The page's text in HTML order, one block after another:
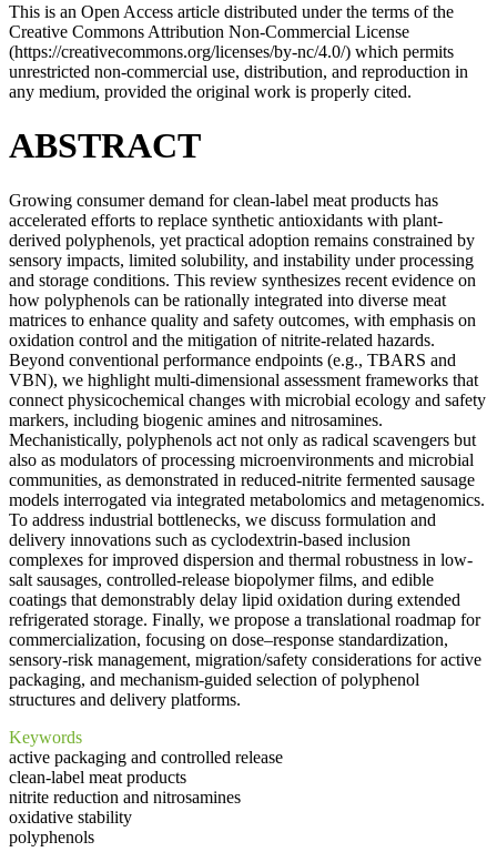
This is an Open Access article distributed under the terms of the
Creative Commons Attribution Non-Commercial License
(https://creativecommons.org/licenses/by-nc/4.0/) which permits
unrestricted non-commercial use, distribution, and reproduction in
any medium, provided the original work is properly cited.
ABSTRACT
Growing consumer demand for clean-label meat products has
accelerated efforts to replace synthetic antioxidants with plant-
derived polyphenols, yet practical adoption remains constrained by
sensory impacts, limited solubility, and instability under processing
and storage conditions. This review synthesizes recent evidence on
how polyphenols can be rationally integrated into diverse meat
matrices to enhance quality and safety outcomes, with emphasis on
oxidation control and the mitigation of nitrite-related hazards.
Beyond conventional performance endpoints (e.g., TBARS and
VBN), we highlight multi-dimensional assessment frameworks that
connect physicochemical changes with microbial ecology and safety
markers, including biogenic amines and nitrosamines.
Mechanistically, polyphenols act not only as radical scavengers but
also as modulators of processing microenvironments and microbial
communities, as demonstrated in reduced-nitrite fermented sausage
models interrogated via integrated metabolomics and metagenomics.
To address industrial bottlenecks, we discuss formulation and
delivery innovations such as cyclodextrin-based inclusion
complexes for improved dispersion and thermal robustness in low-
salt sausages, controlled-release biopolymer films, and edible
coatings that demonstrably delay lipid oxidation during extended
refrigerated storage. Finally, we propose a translational roadmap for
commercialization, focusing on dose–response standardization,
sensory-risk management, migration/safety considerations for active
packaging, and mechanism-guided selection of polyphenol
structures and delivery platforms.
Keywords
active packaging and controlled release
clean-label meat products
nitrite reduction and nitrosamines
oxidative stability
polyphenols